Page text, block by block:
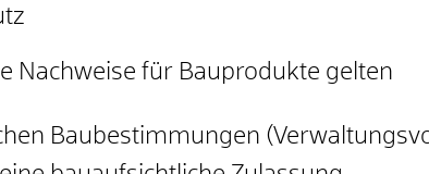
Nachweise für Bauprodukte gelten
Baubestimmungen